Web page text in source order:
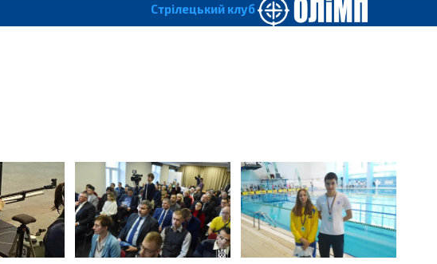
Cтрілецький клуб